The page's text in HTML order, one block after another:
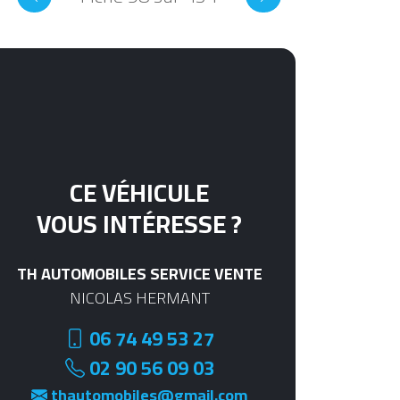
CE VÉHICULE
VOUS INTÉRESSE ?
TH AUTOMOBILES SERVICE VENTE
NICOLAS HERMANT
06 74 49 53 27
02 90 56 09 03